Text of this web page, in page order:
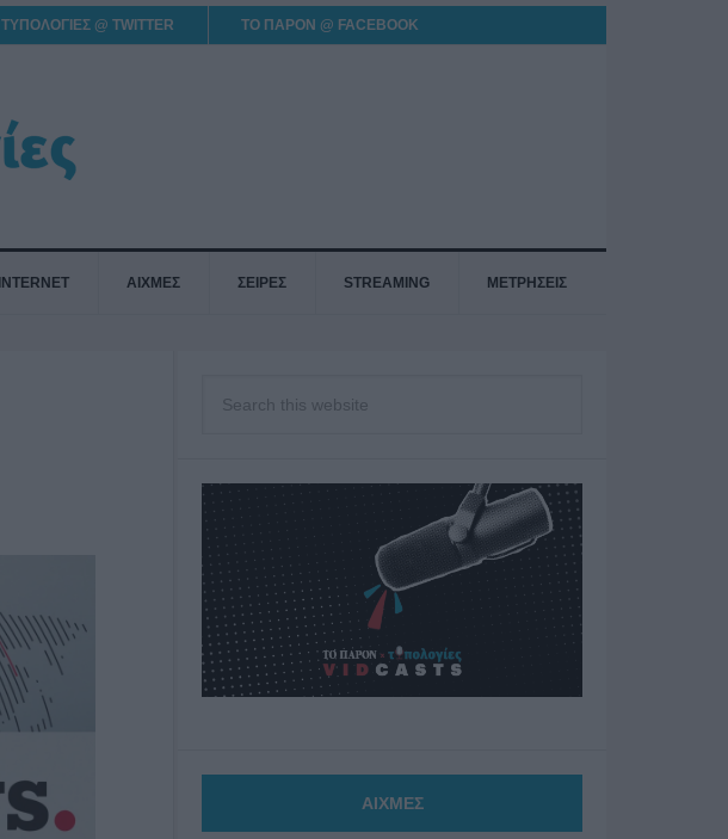
ΤΥΠΟΛΟΓΙΕΣ @ TWITTER ΤΟ ΠΑΡΟΝ @ FACEBOOK
INTERNET ΑΙΧΜΕΣ ΣΕΙΡΕΣ STREAMING ΜΕΤΡΗΣΕΙΣ
ΑΙΧΜΕΣ